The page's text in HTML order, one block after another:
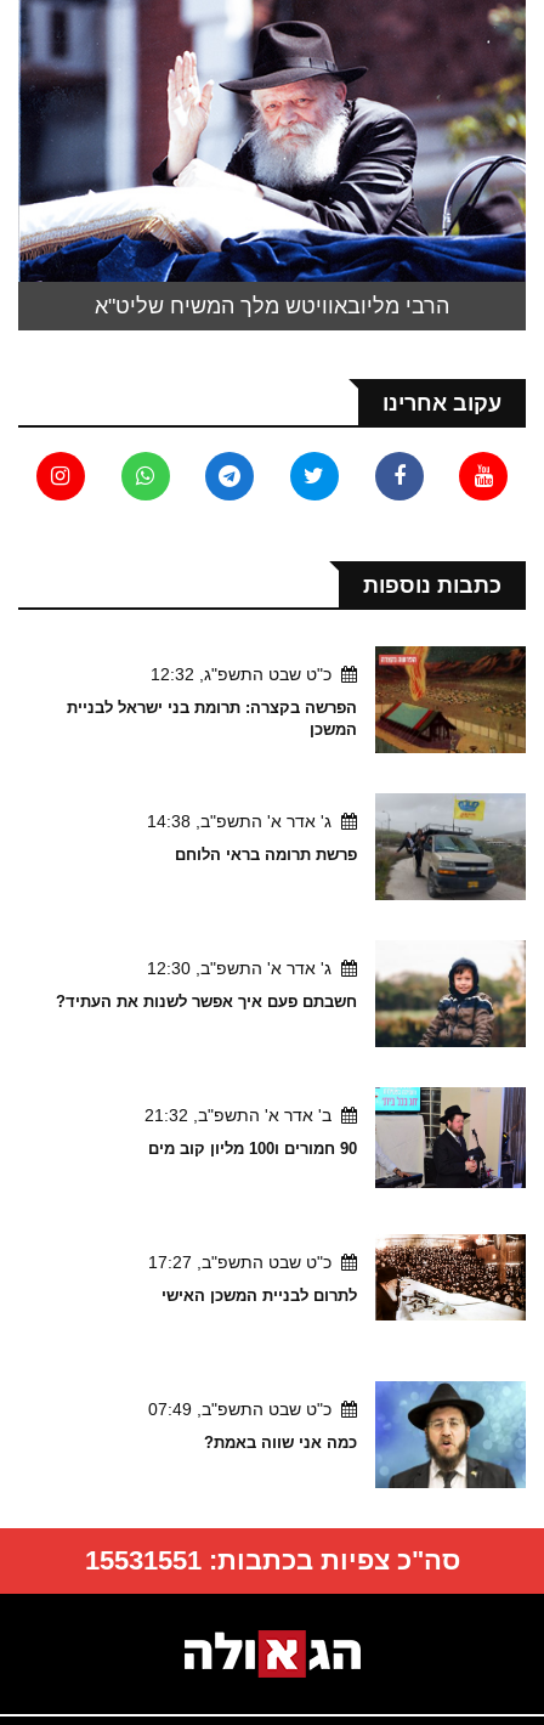
הרבי מליובאוויטש מלך המשיח שליט"א
עקוב אחרינו
כתבות נוספות
כ"ט שבט התשפ"ג, 12:32
הפרשה בקצרה: תרומת בני ישראל לבניית
המשכן
ג' אדר א' התשפ"ב, 14:38
פרשת תרומה בראי הלוחם
ג' אדר א' התשפ"ב, 12:30
חשבתם פעם איך אפשר לשנות את העתיד?
ב' אדר א' התשפ"ב, 21:32
90 חמורים ו100 מליון קוב מים
כ"ט שבט התשפ"ב, 17:27
לתרום לבניית המשכן האישי
כ"ט שבט התשפ"ב, 07:49
כמה אני שווה באמת?
סה"כ צפיות בכתבות:15531551